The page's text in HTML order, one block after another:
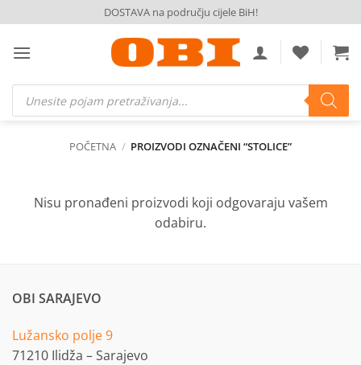
to
content
DOSTAVA na području cijele BiH!
Products
search
POČETNA / PROIZVODI OZNAČENI “STOLICE”
Nisu pronađeni proizvodi koji odgovaraju vašem
odabiru.
OBI SARAJEVO
Lužansko polje 9
71210 Ilidža – Sarajevo